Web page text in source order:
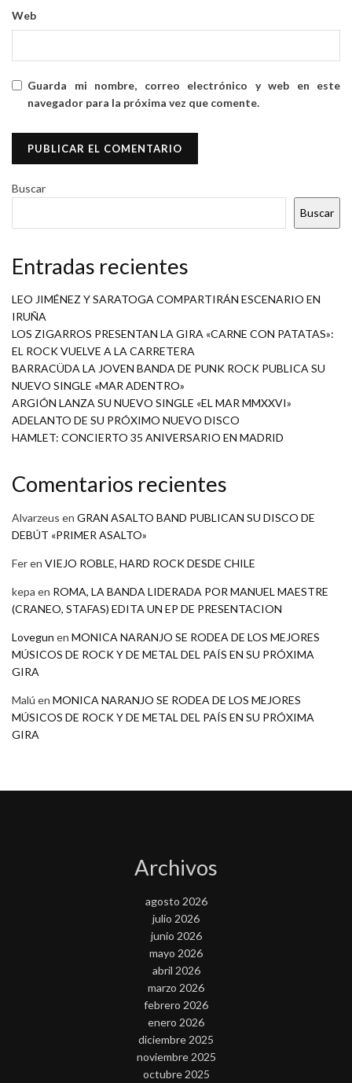
Web
Guarda mi nombre, correo electrónico y web en este
navegador para la próxima vez que comente.
Buscar
Buscar
Entradas recientes
LEO JIMÉNEZ Y SARATOGA COMPARTIRÁN ESCENARIO EN
IRUÑA
LOS ZIGARROS PRESENTAN LA GIRA «CARNE CON PATATAS»:
EL ROCK VUELVE A LA CARRETERA
BARRACÜDA LA JOVEN BANDA DE PUNK ROCK PUBLICA SU
NUEVO SINGLE «MAR ADENTRO»
ARGIÓN LANZA SU NUEVO SINGLE «EL MAR MMXXVI»
ADELANTO DE SU PRÓXIMO NUEVO DISCO
HAMLET: CONCIERTO 35 ANIVERSARIO EN MADRID
Comentarios recientes
Alvarzeus en GRAN ASALTO BAND PUBLICAN SU DISCO DE
DEBÚT «PRIMER ASALTO»
Feren VIEJO ROBLE, HARD ROCK DESDE CHILE
kepa en ROMA, LA BANDA LIDERADA POR MANUEL MAESTRE
(CRANEO, STAFAS) EDITA UN EP DE PRESENTACION
Lovegun en MONICA NARANJO SE RODEA DE LOS MEJORES
MÚSICOS DE ROCK Y DE METAL DEL PAÍS EN SU PRÓXIMA
GIRA
Malú en MONICA NARANJO SE RODEA DE LOS MEJORES
MÚSICOS DE ROCK Y DE METAL DEL PAÍS EN SU PRÓXIMA
GIRA
Archivos
agosto 2026
julio 2026
junio 2026
mayo 2026
abril 2026
marzo 2026
febrero 2026
enero 2026
diciembre 2025
noviembre 2025
octubre 2025